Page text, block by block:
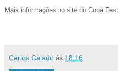
Mais informações no site do Copa
Carlos Calado às 18:16